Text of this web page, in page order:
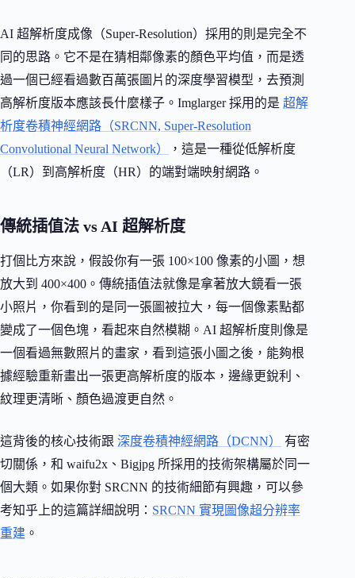
AI 超解析度成像（Super-Resolution）採用的則是完全不
同的思路。它不是在猜相鄰像素的顏色平均值，而是透
過一個已經看過數百萬張圖片的深度學習模型，去預測
高解析度版本應該長什麼樣子。Imglarger 採用的是 超解
析度卷積神經網路（SRCNN, Super-Resolution
Convolutional Neural Network）
，這是一種從低解析度
（LR）到高解析度（HR）的端對端映射網路。
傳統插值法 vs AI 超解析度
打個比方來說，假設你有一張 100×100 像素的小圖，想
放大到 400×400。傳統插值法就像是拿著放大鏡看一張
小照片，你看到的是同一張圖被拉大，每一個像素點都
變成了一個色塊，看起來自然模糊。AI 超解析度則像是
一個看過無數照片的畫家，看到這張小圖之後，能夠根
據經驗重新畫出一張更高解析度的版本，邊緣更銳利、
紋理更清晰、顏色過渡更自然。
這背後的核心技術跟 深度卷積神經網路（DCNN）
有密
切關係，和 waifu2x、Bigjpg 所採用的技術架構屬於同一
個大類。如果你對 SRCNN 的技術細節有興趣，可以參
考知乎上的這篇詳細說明： SRCNN 實現圖像超分辨率
重建 。